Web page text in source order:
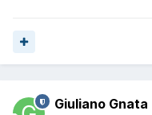
Giuliano Gnata